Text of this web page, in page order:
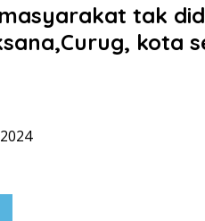
tak
kota